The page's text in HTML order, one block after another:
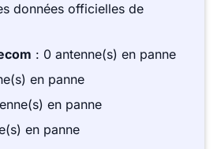
données officielles de
: 0 antenne(s) en panne
en panne
en panne
en panne